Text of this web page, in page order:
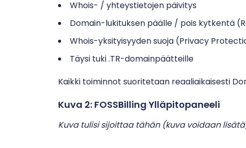
Whois- / yhteystietojen päivitys
Domain-lukituksen päälle / pois kytkentä
Whois-yksityisyyden suoja (Privacy
Täysi tuki .TR-domainpäätteille
Kaikki toiminnot suoritetaan reaaliaikaisesti
Kuva 2: FOSSBilling Ylläpitopaneeli
Kuva tulisi sijoittaa tähän (kuva voidaan